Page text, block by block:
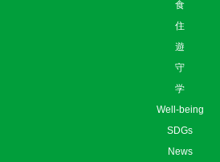
食
住
遊
守
学
Well-being
SDGs
News